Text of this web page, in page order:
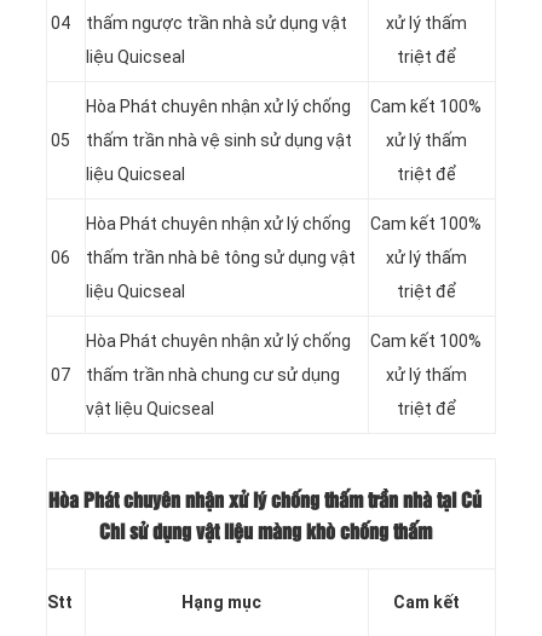
04
thấm ngược trần nhà sử dụng vật
liệu Quicseal
xử lý thấm
triệt để
05
Hòa Phát chuyên nhận xử lý chống
thấm trần nhà vệ sinh sử dụng vật
liệu Quicseal
Cam kết 100%
xử lý thấm
triệt để
06
Hòa Phát chuyên nhận xử lý chống
thấm trần nhà bê tông sử dụng vật
liệu Quicseal
Cam kết 100%
xử lý thấm
triệt để
07
Hòa Phát chuyên nhận xử lý chống
thấm trần nhà chung cư sử dụng
vật liệu Quicseal
Cam kết 100%
xử lý thấm
triệt để
Hòa Phát chuyên nhận xử lý chống thấm trần nhà tại Củ
Chi sử dụng vật liệu màng khò chống thấm
Stt Hạng mục Cam kết